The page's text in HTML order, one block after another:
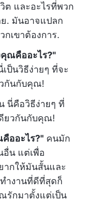
และอะไรที่พวก
. มันอาจแปลก
เขาต้องการ.
คุณคืออะไร?"
ป็นวิธีง่ายๆ ที่จะ
กันกับคุณ!
นี่คือวิธีง่ายๆ ที่
ยวกันกับคุณ!
ออะไร?" คนมัก
อื่น แต่เพื่อ
ากให้มันสั้นและ
ำงานที่ดีที่สุดก็
รักมาตั้งแต่เป็น